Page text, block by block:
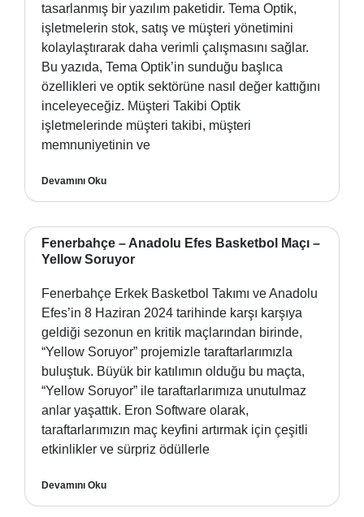
tasarlanmış bir yazılım paketidir. Tema Optik,
işletmelerin stok, satış ve müşteri yönetimini
kolaylaştırarak daha verimli çalışmasını sağlar.
Bu yazıda, Tema Optik’in sunduğu başlıca
özellikleri ve optik sektörüne nasıl değer kattığını
inceleyeceğiz. Müşteri Takibi Optik
işletmelerinde müşteri takibi, müşteri
memnuniyetinin ve
Devamını Oku
Fenerbahçe – Anadolu Efes Basketbol Maçı –
Yellow Soruyor
Fenerbahçe Erkek Basketbol Takımı ve Anadolu
Efes’in 8 Haziran 2024 tarihinde karşı karşıya
geldiği sezonun en kritik maçlarından birinde,
“Yellow Soruyor” projemizle taraftarlarımızla
buluştuk. Büyük bir katılımın olduğu bu maçta,
“Yellow Soruyor” ile taraftarlarımıza unutulmaz
anlar yaşattık. Eron Software olarak,
taraftarlarımızın maç keyfini artırmak için çeşitli
etkinlikler ve sürpriz ödüllerle
Devamını Oku